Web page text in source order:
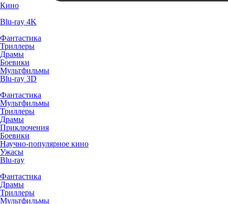
Кино
Blu-ray 4K
Фантастика
Триллеры
Драмы
Боевики
Мультфильмы
Blu-ray 3D
Фантастика
Мультфильмы
Триллеры
Драмы
Приключения
Боевики
Научно-популярное кино
Ужасы
Blu-ray
Фантастика
Драмы
Триллеры
Мультфильмы